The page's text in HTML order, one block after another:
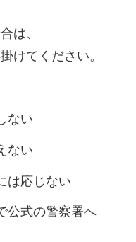
は、
けてください。
ない
ない
は応じない
公式の警察署へ